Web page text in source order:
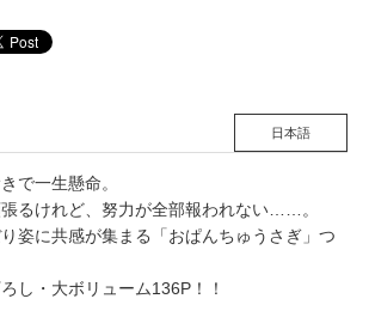
日本語
で一生懸命。
るけれど、努力が全部報われない……。
姿に共感が集まる「おぱんちゅうさぎ」つ
し・大ボリューム136P！！